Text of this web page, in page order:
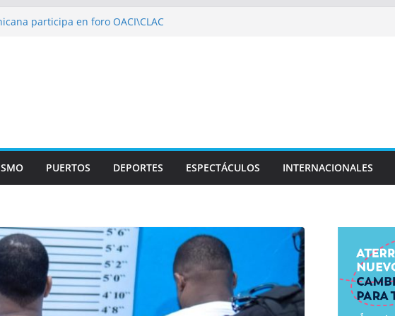
participa en foro OACI\CLAC
en normas de calidad ISO
multidisciplinario operativo médico
PUERTOS DEPORTES ESPECTÁCULOS INTERNACIONALES